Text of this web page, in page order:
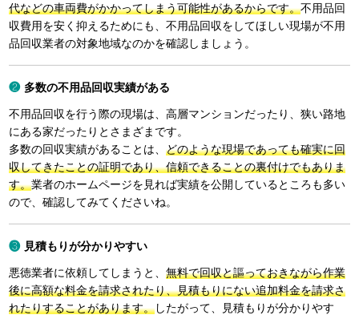
代などの車両費がかかってしまう可能性があるからです。不用品回
収費用を安く抑えるためにも、不用品回収をしてほしい現場が不用
品回収業者の対象地域なのかを確認しましょう。
多数の不用品回収実績がある
不用品回収を行う際の現場は、高層マンションだったり、狭い路地
にある家だったりとさまざまです。
多数の回収実績があることは、どのような現場であっても確実に回
収してきたことの証明であり、信頼できることの裏付けでもありま
す。業者のホームページを見れば実績を公開しているところも多い
ので、確認してみてくださいね。
見積もりが分かりやすい
悪徳業者に依頼してしまうと、無料で回収と謳っておきながら作業
後に高額な料金を請求されたり、見積もりにない追加料金を請求さ
れたりすることがあります。したがって、見積もりが分かりやす